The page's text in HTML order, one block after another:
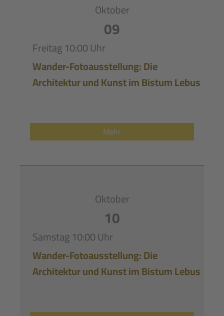
Oktober
09
Freitag10:00 Uhr
Wander-Fotoausstellung: Die
Architektur und Kunst im Bistum Lebus
Mehr
Oktober
10
Samstag10:00 Uhr
Wander-Fotoausstellung: Die
Architektur und Kunst im Bistum Lebus